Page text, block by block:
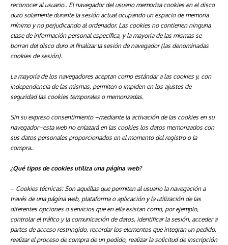
reconocer al usuario.. El navegador del usuario memoriza cookies en el disco
duro solamente durante la sesión actual ocupando un espacio de memoria
mínimo y no perjudicando al ordenador. Las cookies no contienen ninguna
clase de información personal específica, y la mayoría de las mismas se
borran del disco duro al finalizar la sesión de navegador (las denominadas
cookies de sesión).
La mayoría de los navegadores aceptan como estándar a las cookies y, con
independencia de las mismas, permiten o impiden en los ajustes de
seguridad las cookies temporales o memorizadas.
Sin su expreso consentimiento –mediante la activación de las cookies en su
navegador–esta web no enlazará en las cookies los datos memorizados con
sus datos personales proporcionados en el momento del registro o la
compra..
¿Qué tipos de cookies utiliza una página web?
– Cookies técnicas: Son aquéllas que permiten al usuario la navegación a
través de una página web, plataforma o aplicación y la utilización de las
diferentes opciones o servicios que en ella existan como, por ejemplo,
controlar el tráfico y la comunicación de datos, identificar la sesión, acceder a
partes de acceso restringido, recordar los elementos que integran un pedido,
realizar el proceso de compra de un pedido, realizar la solicitud de inscripción